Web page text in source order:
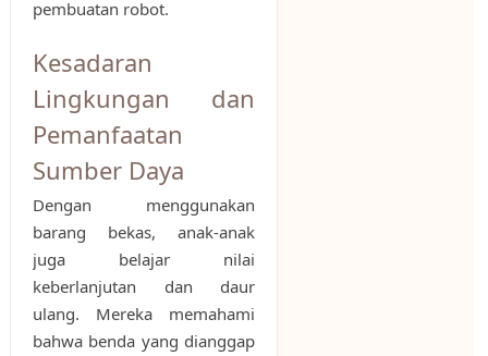
pembuatan robot.
Kesadaran
Lingkungan dan
Pemanfaatan
Sumber Daya
Dengan menggunakan
barang bekas, anak-anak
juga belajar nilai
keberlanjutan dan daur
ulang. Mereka memahami
bahwa benda yang dianggap